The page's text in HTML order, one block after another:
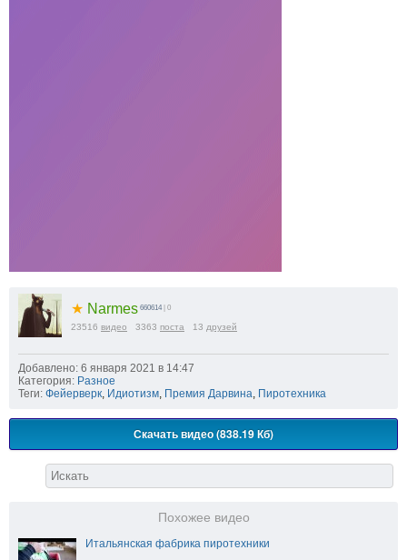
★ Narmes 660614 | 0
23516 видео 3363 поста 13 друзей
Добавлено: 6 января 2021 в 14:47
Категория: Разное
Теги: Фейерверк Идиотизм Премия Дарвина Пиротехника
Скачать видео (838.19 Кб)
Похожее видео
Итальянская фабрика пиротехники